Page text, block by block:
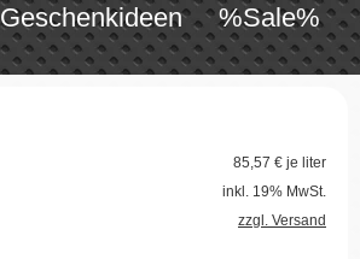
Geschenkideen %Sale%
85,57 € je liter
inkl. 19% MwSt.
zzgl. Versand